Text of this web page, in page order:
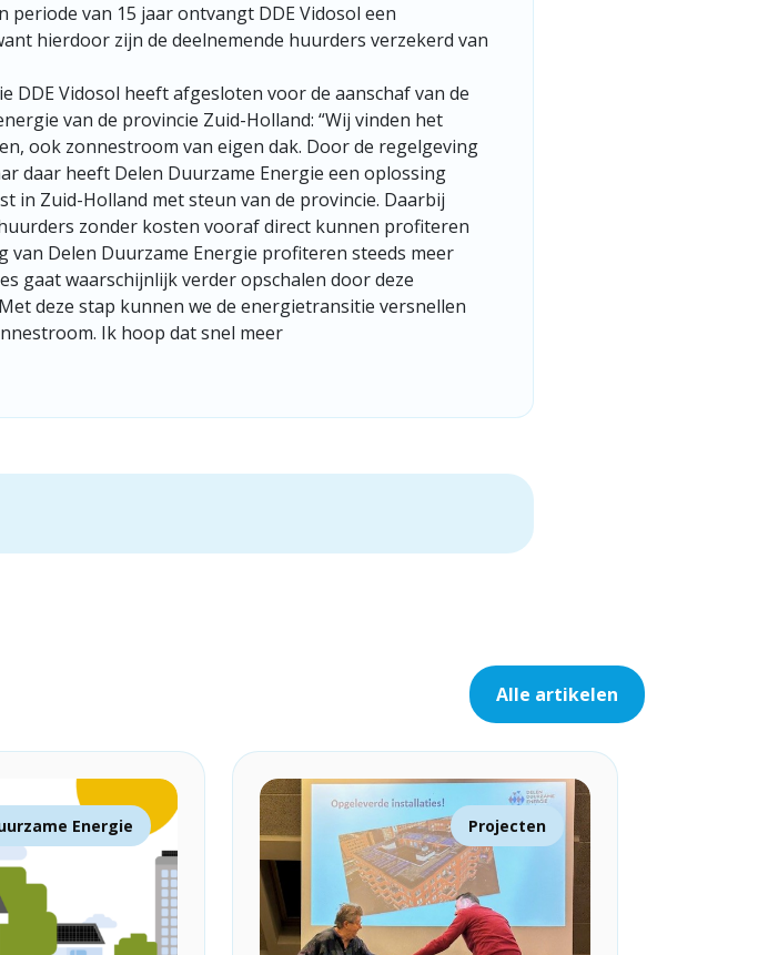
van 15 jaar ontvangt DDE Vidosol een
hierdoor zijn de deelnemende huurders verzekerd van
Vidosol heeft afgesloten voor de aanschaf van de
van de provincie Zuid-Holland: “Wij vinden het
ook zonnestroom van eigen dak. Door de regelgeving
daar heeft Delen Duurzame Energie een oplossing
in Zuid-Holland met steun van de provincie. Daarbij
zonder kosten vooraf direct kunnen profiteren
Delen Duurzame Energie profiteren steeds meer
gaat waarschijnlijk verder opschalen door deze
deze stap kunnen we de energietransitie versnellen
Ik hoop dat snel meer
Alle artikelen
Energie Projecten